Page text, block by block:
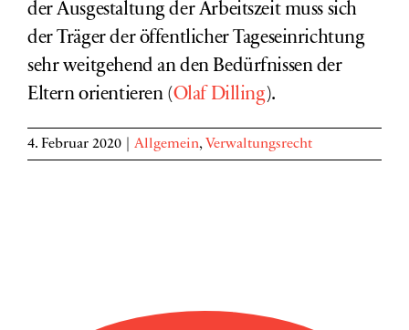
der Ausgestaltung der Arbeitszeit muss sich
der Träger der öffentlicher Tageseinrichtung
sehr weitgehend an den Bedürfnissen der
Eltern orientieren (Olaf Dilling).
4. Februar 2020 Allgemein, Verwaltungsrecht